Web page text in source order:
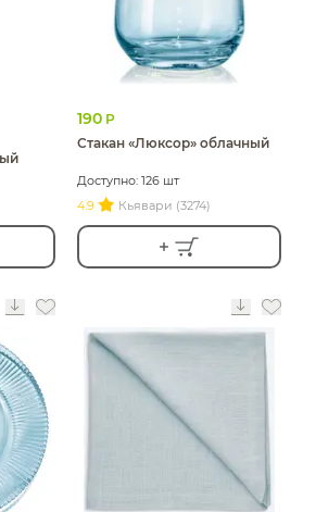
190 Р
Стакан «Люксор» облачный
Доступно: 126 шт
4.9
Кьявари (3274)